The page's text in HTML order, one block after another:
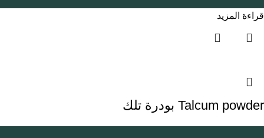
قراءة المزيد
Talcum powder بودرة تلك